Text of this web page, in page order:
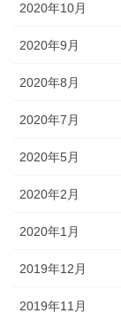
2020年10月
2020年9月
2020年8月
2020年7月
2020年5月
2020年2月
2020年1月
2019年12月
2019年11月